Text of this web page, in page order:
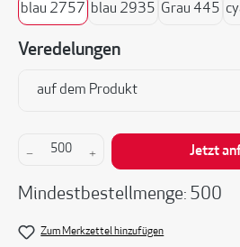
blau 2757 blau 2935 Grau 445
Veredelungen
auf dem Produkt
Produkt Anzahl: Gib den
Jetzt
Mindestbestellmenge: 500
Zum Merkzettel hinzufügen